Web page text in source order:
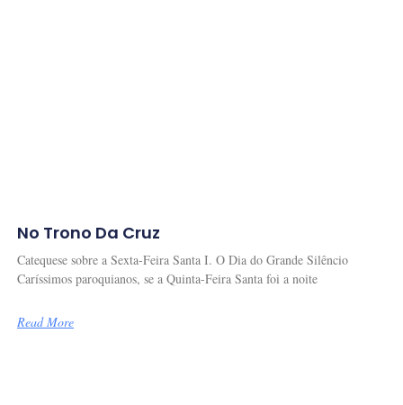
No Trono Da Cruz
Catequese sobre a Sexta-Feira Santa I. O Dia do Grande Silêncio
Caríssimos paroquianos, se a Quinta-Feira Santa foi a noite
Read More